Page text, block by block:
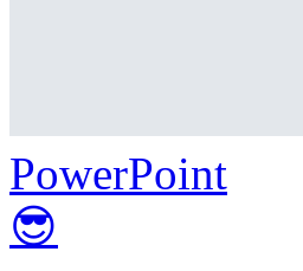
PowerPoint
😎